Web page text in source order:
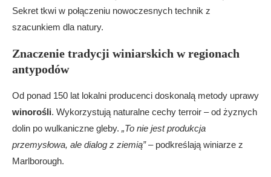
półkuli?
Które szczepy winorośli są warte uwagi?
Sekret tkwi w połączeniu nowoczesnych technik z
szacunkiem dla natury.
Znaczenie tradycji winiarskich w regionach
antypodów
Od ponad 150 lat lokalni producenci doskonalą metody uprawy
winorośli. Wykorzystują naturalne cechy terroir – od żyznych
dolin po wulkaniczne gleby. „To nie jest produkcja
przemysłowa, ale dialog z ziemią”– podkreślają winiarze z
Marlborough.